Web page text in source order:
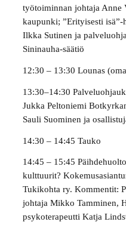
työtoiminnan johtaja Anne
kaupunki; ”Erityisesti
Ilkka Sutinen ja
Sininauha-säätiö
12:30 – 13:30 Lounas
13:30–14:30
Jukka Peltoniemi
Sauli Suominen ja
14:30 – 14:45 Tauko
14:45 – 15:45
kulttuurit?
Tukikohta ry. Kommentit:
johtaja Mikko Tamminen,
psykoterapeutti Katja